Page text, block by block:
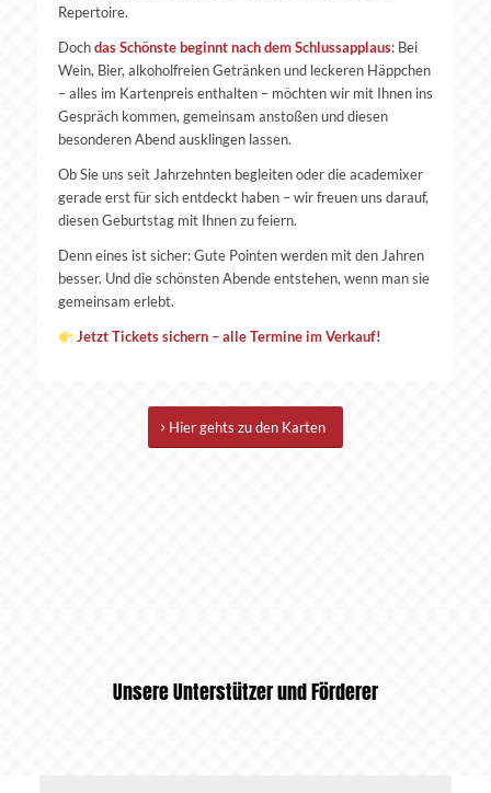
Repertoire.
Dochdas Schönste beginnt nach dem Schlussapplaus: Bei
Wein, Bier, alkoholfreien Getränken und leckeren Häppchen
– alles im Kartenpreis enthalten – möchten wir mit Ihnen ins
Gespräch kommen, gemeinsam anstoßen und diesen
besonderen Abend ausklingen lassen.
Ob Sie uns seit Jahrzehnten begleiten oder die academixer
gerade erst für sich entdeckt haben – wir freuen uns darauf,
diesen Geburtstag mit Ihnen zu feiern.
Denn eines ist sicher: Gute Pointen werden mit den Jahren
besser. Und die schönsten Abende entstehen, wenn man sie
gemeinsam erlebt.
Jetzt Tickets sichern – alle Termine im Verkauf!
Hier gehts zu den Karten
Unsere Unterstützer und Förderer